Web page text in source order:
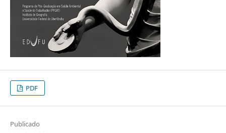
PDF
Publicado